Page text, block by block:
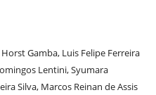
Gamba, Luis Felipe Ferreira
Lentini, Syumara
Silva, Marcos Reinan de Assis